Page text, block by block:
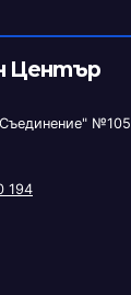
Център
№105
194